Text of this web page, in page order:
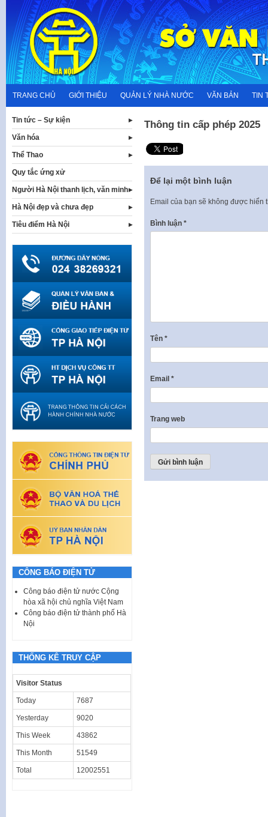
content
TRANG CHỦ GIỚI THIỆU QUẢN LÝ NHÀ NƯỚC VĂN BẢN TIN
Thông tin cấp phép 2025
Để lại một bình luận
Email của bạn sẽ không được hiển
Bình luận *
Tên *
Email *
Trang web
Tin tức – Sự kiện
Văn hóa
Thể Thao
Quy tắc ứng xử
Người Hà Nội thanh lịch, văn minh
Hà Nội đẹp và chưa đẹp
Tiêu điểm Hà Nội
CÔNG BÁO ĐIỆN TỬ
Công báo điện tử nước Cộng
hòa xã hội chủ nghĩa Việt Nam
Công báo điện tử thành phố Hà
Nội
THỐNG KÊ TRUY CẬP
Visitor Status
Today 7687
Yesterday 9020
This Week 43862
This Month 51549
Total 12002551